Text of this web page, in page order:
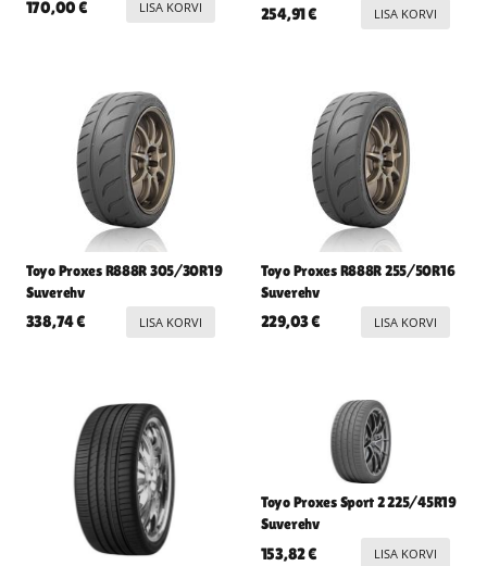
170,00€ LISA KORVI 254,91€ LISA KORVI
Toyo Proxes R888R 305/30R19
Suverehv
338,74€ LISA KORVI
Toyo Proxes R888R 255/50R16
Suverehv
229,03€ LISA KORVI
Toyo Proxes Sport 2 225/45R19
Suverehv
153,82€ LISA KORVI